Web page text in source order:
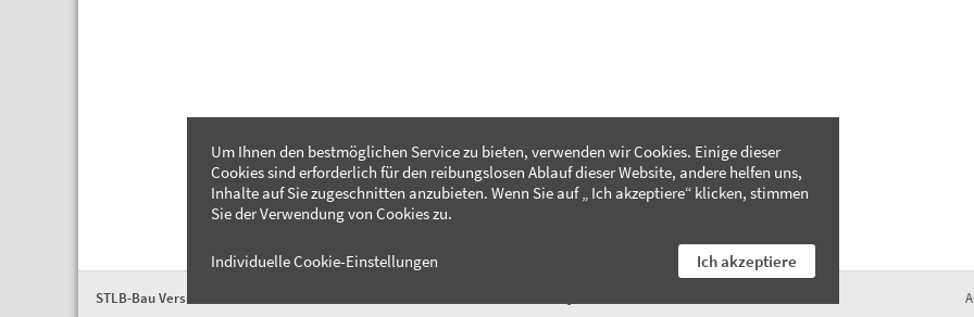
STLB-Bau Version 2026-04
Um Ihnen den bestmöglichen Service zu bieten, verwenden wir Cookies. Einige dieser
Cookies sind erforderlich für den reibungslosen Ablauf dieser Website, andere helfen uns,
Inhalte auf Sie zugeschnitten anzubieten. Wenn Sie auf „ Ich akzeptiere“ klicken, stimmen
Sie der Verwendung von Cookies zu.
Individuelle Cookie-Einstellungen Ich akzeptiere